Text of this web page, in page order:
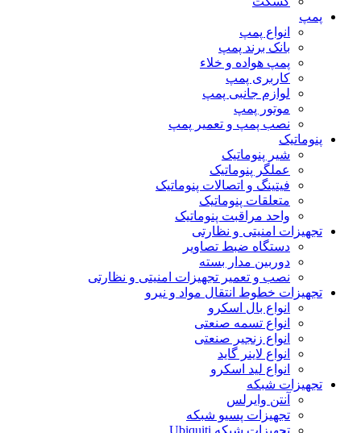
پمپ
انواع پمپ
بانک برند پمپ
پمپ هواده و خلاء
کاربری پمپ
لوازم جانبی پمپ
موتور پمپ
نصب پمپ و تعمیر پمپ
پنوماتیک
شیر پنوماتیک
عملگر پنوماتیک
فیتینگ و اتصالات پنوماتیک
متعلقات پنوماتیک
واحد مراقبت پنوماتیک
تجهیزات امنیتی و نظارتی
دستگاه ضبط تصاویر
دوربین مدار بسته
نصب و تعمیر تجهیزات امنیتی و نظارتی
تجهیزات خطوط انتقال مواد و نیرو
انواع بال اسکرو
انواع تسمه صنعتی
انواع زنجیر صنعتی
انواع لاینر گاید
انواع لید اسکرو
تجهیزات شبکه
آنتن وایرلس
تجهیزات پسیو شبکه